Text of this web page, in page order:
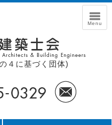
４に基づく団体)